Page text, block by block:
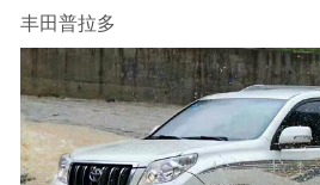
丰田普拉多